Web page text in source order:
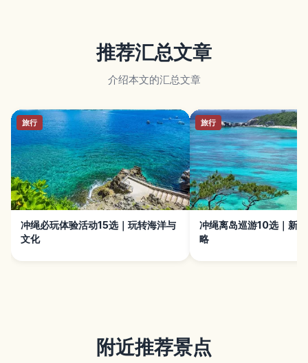
推荐汇总文章
介绍本文的汇总文章
旅行
冲绳必玩体验活动15选｜玩转海洋与
文化
旅行
冲绳离岛巡游10选｜新
略
附近推荐景点